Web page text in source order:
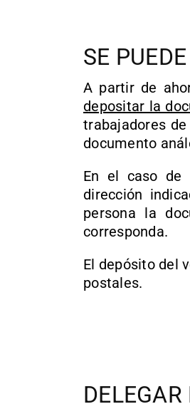
SE
A partir de
depositar la
trabajadores
documento
En el caso de
dirección
persona la
corresponda.
El depósito del
postales.